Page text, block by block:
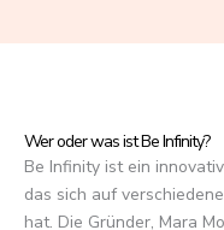
5
Wer oder was ist Be Infinity?
Be Infinity ist ein
das sich auf
hat. Die Gründer, Mara